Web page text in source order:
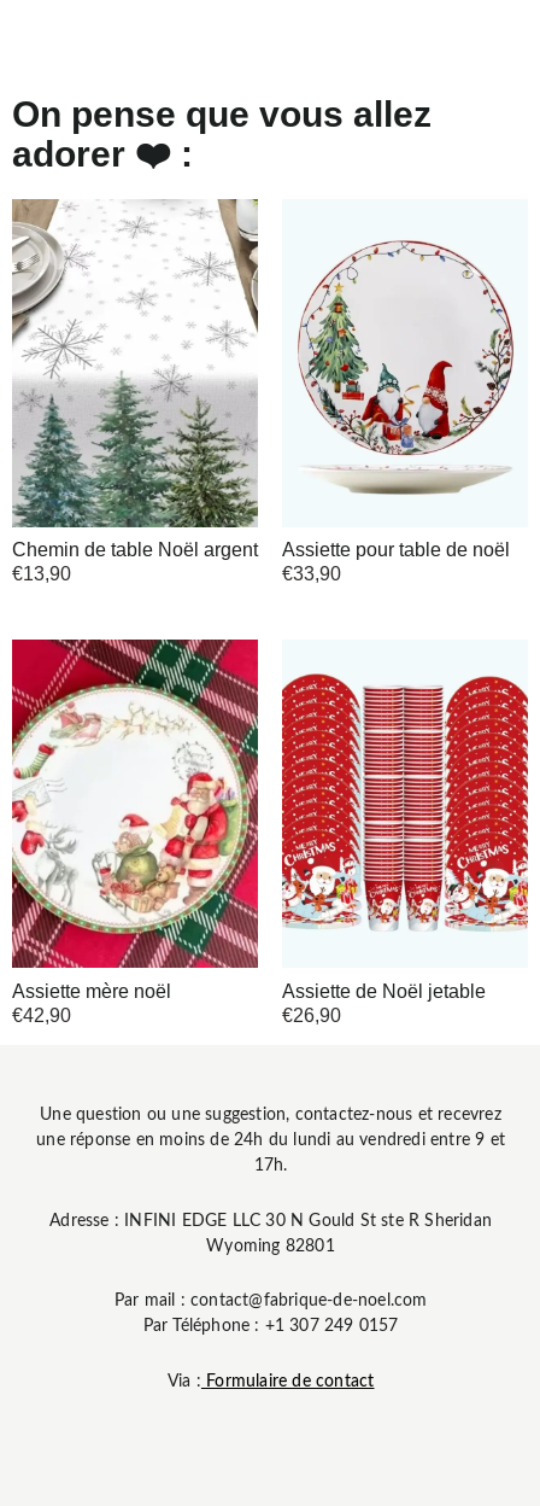
On pense que vous allez
adorer ❤️ :
Chemin de table Noël argent
€13,90
Assiette pour table de noël
€33,90
Assiette mère noël
€42,90
Assiette de Noël jetable
€26,90
Une question ou une suggestion, contactez-nous et recevrez
une réponse en moins de 24h du lundi au vendredi entre 9 et
17h.
Adresse : INFINI EDGE LLC 30 N Gould St ste R Sheridan
Wyoming 82801
Par mail : contact@fabrique-de-noel.com
Par Téléphone : +1 307 249 0157
Via : Formulaire de contact